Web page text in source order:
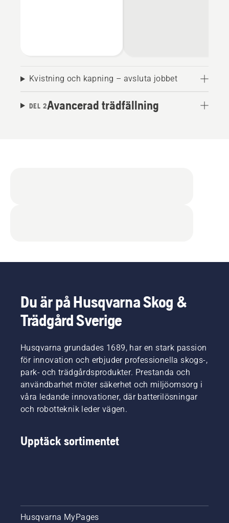
Kvistning och kapning – avsluta jobbet
DEL 2Avancerad trädfällning
Du är på Husqvarna Skog &
Trädgård Sverige
Husqvarna grundades 1689, har en stark passion
för innovation och erbjuder professionella skogs-,
park- och trädgårdsprodukter. Prestanda och
användbarhet möter säkerhet och miljöomsorg i
våra ledande innovationer, där batterilösningar
och robotteknik leder vägen.
Upptäck sortimentet
Husqvarna MyPages